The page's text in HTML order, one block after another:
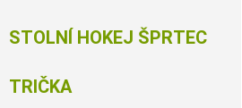
STOLNÍ HOKEJ ŠPRTEC
TRIČKA